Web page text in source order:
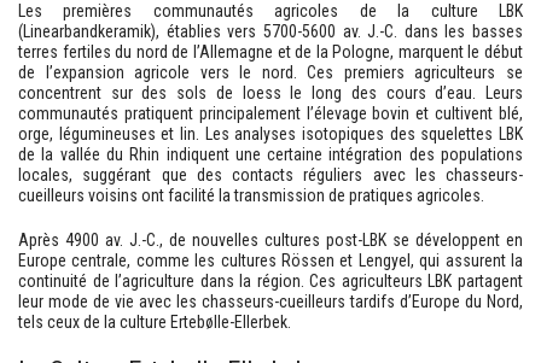
Les premières communautés agricoles de la culture LBK
(Linearbandkeramik), établies vers 5700-5600 av. J.-C. dans les basses
terres fertiles du nord de l’Allemagne et de la Pologne, marquent le début
de l’expansion agricole vers le nord. Ces premiers agriculteurs se
concentrent sur des sols de loess le long des cours d’eau. Leurs
communautés pratiquent principalement l’élevage bovin et cultivent blé,
orge, légumineuses et lin. Les analyses isotopiques des squelettes LBK
de la vallée du Rhin indiquent une certaine intégration des populations
locales, suggérant que des contacts réguliers avec les chasseurs-
cueilleurs voisins ont facilité la transmission de pratiques agricoles.
Après 4900 av. J.-C., de nouvelles cultures post-LBK se développent en
Europe centrale, comme les cultures Rössen et Lengyel, qui assurent la
continuité de l’agriculture dans la région. Ces agriculteurs LBK partagent
leur mode de vie avec les chasseurs-cueilleurs tardifs d’Europe du Nord,
tels ceux de la culture Ertebølle-Ellerbek.